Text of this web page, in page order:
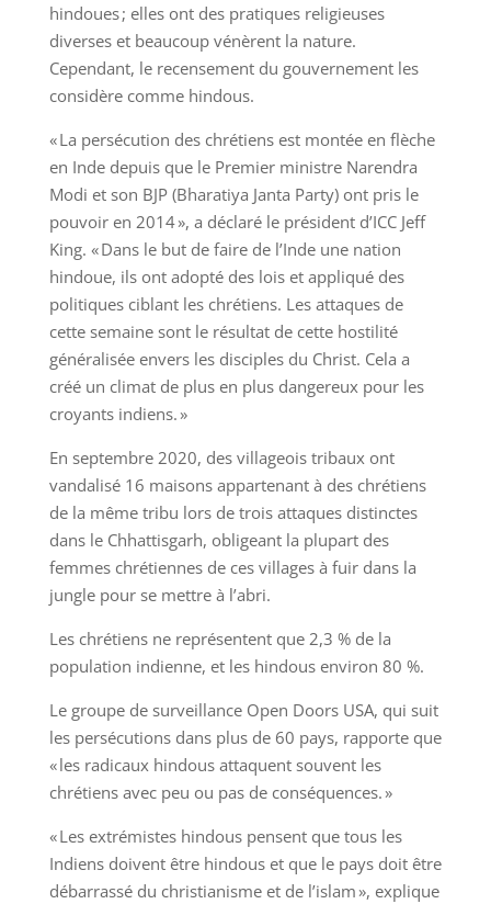
hindoues ; elles ont des pratiques religieuses
diverses et beaucoup vénèrent la nature.
Cependant, le recensement du gouvernement les
considère comme hindous.
« La persécution des chrétiens est montée en flèche
en Inde depuis que le Premier ministre Narendra
Modi et son BJP (Bharatiya Janta Party) ont pris le
pouvoir en 2014 », a déclaré le président d’ICC Jeff
King. « Dans le but de faire de l’Inde une nation
hindoue, ils ont adopté des lois et appliqué des
politiques ciblant les chrétiens. Les attaques de
cette semaine sont le résultat de cette hostilité
généralisée envers les disciples du Christ. Cela a
créé un climat de plus en plus dangereux pour les
croyants indiens. »
En septembre 2020, des villageois tribaux ont
vandalisé 16 maisons appartenant à des chrétiens
de la même tribu lors de trois attaques distinctes
dans le Chhattisgarh, obligeant la plupart des
femmes chrétiennes de ces villages à fuir dans la
jungle pour se mettre à l’abri.
Les chrétiens ne représentent que 2,3 % de la
population indienne, et les hindous environ 80 %.
Le groupe de surveillance Open Doors USA, qui suit
les persécutions dans plus de 60 pays, rapporte que
« les radicaux hindous attaquent souvent les
chrétiens avec peu ou pas de conséquences. »
« Les extrémistes hindous pensent que tous les
Indiens doivent être hindous et que le pays doit être
débarrassé du christianisme et de l’islam », explique